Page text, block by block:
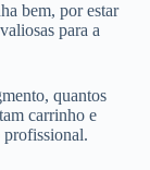
bem, por estar
para a
quantos
carrinho e
profissional.